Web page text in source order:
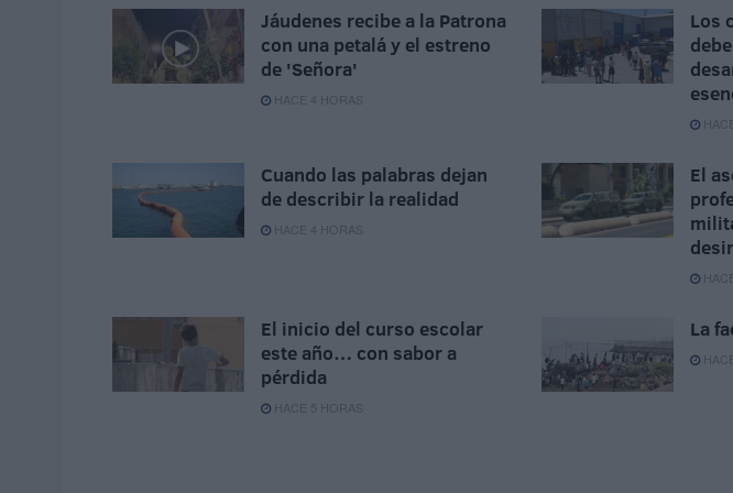
Jáudenes recibe a la Patrona
con una petalá y el estreno
de 'Señora'
HACE 4 HORAS
Los
Cuando las palabras dejan
de describir la realidad
HACE 4 HORAS
El
El inicio del curso escolar
este año… con sabor a
pérdida
HACE 5 HORAS
La